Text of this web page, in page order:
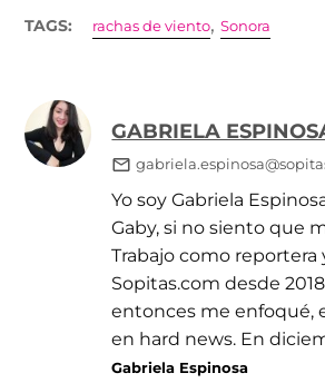
TAGS: rachas de viento,Sonora
GABRIELA
Yo soy Gabriela
Gaby, si no siento que
Trabajo como reportera
Sopitas.com desde
entonces me enfoqué,
en hard news. En
Gabriela Espinosa